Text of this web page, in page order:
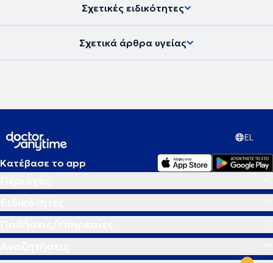
Σχετικές ειδικότητες
Σχετικά άρθρα υγείας
EL
Κατέβασε το app